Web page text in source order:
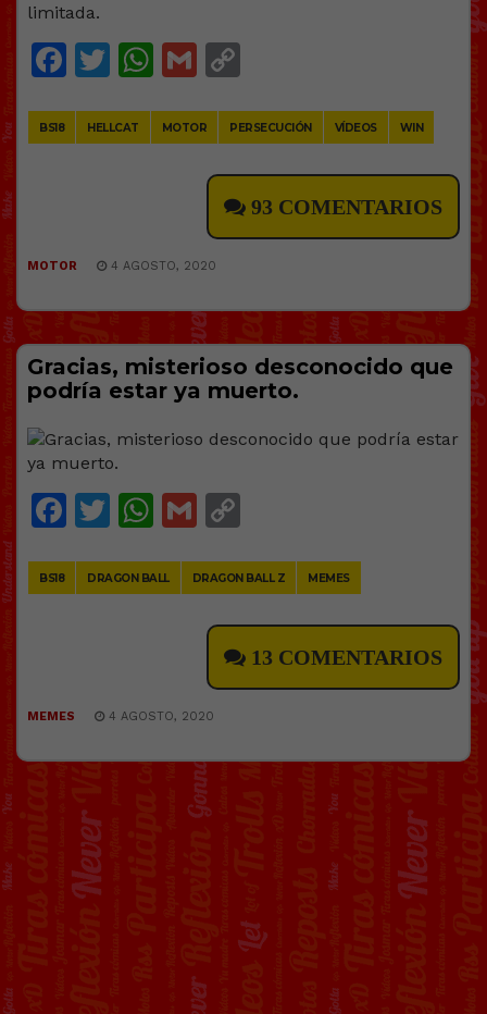
limitada.
Facebook
Twitter
WhatsApp
Gmail
BS18 HELLCAT MOTOR PERSECUCIÓN VÍDEOS WIN
93 COMENTARIOS
MOTOR 4 AGOSTO, 2020
Gracias, misterioso desconocido que
podría estar ya muerto.
Facebook
Twitter
WhatsApp
Gmail
BS18 DRAGON BALL DRAGON BALL Z MEMES
13 COMENTARIOS
MEMES 4 AGOSTO, 2020